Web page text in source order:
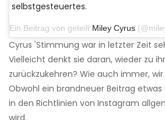
selbstgesteuertes.
Ein Beitrag von geteilt Miley Cyrus
Cyrus 'Stimmung war in letzter Zeit
Vielleicht denkt sie daran, wieder zu
zurückzukehren? Wie auch immer,
Obwohl ein brandneuer Beitrag
in den Richtlinien von Instagram